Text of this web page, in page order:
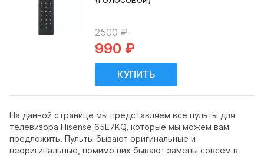
На данной странице мы представляем все пульты для
телевизора Hisense 65E7KQ, которые мы можем вам
предложить. Пульты бывают оригинальные и
неоригинальные, помимо них бывают замены совсем в
2500 ₽
990 ₽